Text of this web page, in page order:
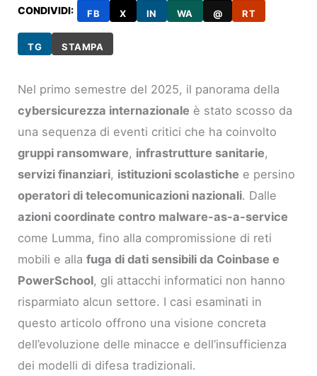
CONDIVIDI: FB X IN WA @ RT
TG STAMPA
Nel primo semestre del 2025, il panorama della
cybersicurezza internazionale è stato scosso da
una sequenza di eventi critici che ha coinvolto
gruppi ransomware, infrastrutture sanitarie,
servizi finanziari, istituzioni scolastiche e persino
operatori di telecomunicazioni nazionali. Dalle
azioni coordinate contro malware-as-a-service
come Lumma, fino alla compromissione di reti
mobili e allafuga di dati sensibili da Coinbase e
PowerSchool, gli attacchi informatici non hanno
risparmiato alcun settore. I casi esaminati in
questo articolo offrono una visione concreta
dell’evoluzione delle minacce e dell’insufficienza
dei modelli di difesa tradizionali.